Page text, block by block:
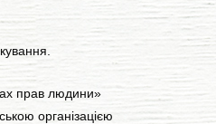
прав людини»
організацією